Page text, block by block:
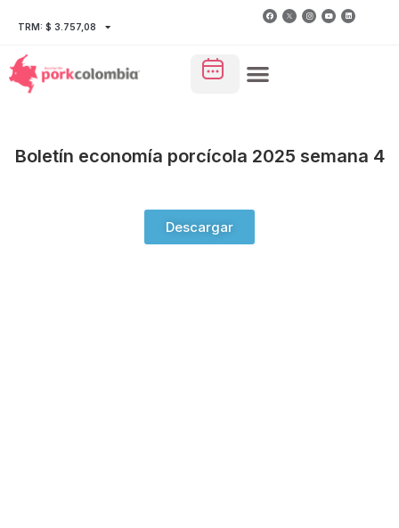
TRM: $ 3.757,08
Boletín economía porcícola 2025 semana 4
Descargar